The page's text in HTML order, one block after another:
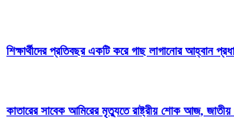
শিক্ষার্থীদের প্রতিবছর একটি করে গাছ লাগানোর আহ্বান
কাতারের সাবেক আমিরের মৃত্যুতে রাষ্ট্রীয় শোক আজ, জাতীয়